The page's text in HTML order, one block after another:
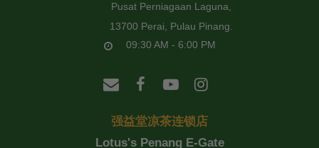
Pusat Perniagaan Laguna,
13700 Perai, Pulau Pinang.
09:30 AM - 6:00 PM
强益堂凉茶连锁店
Lotus's Penang E-Gate